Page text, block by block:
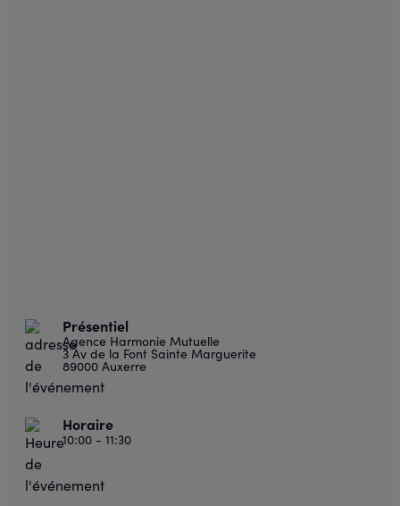
Présentiel
Agence Harmonie Mutuelle
3 Av de la Font Sainte Marguerite
89000 Auxerre
Horaire
10:00 - 11:30